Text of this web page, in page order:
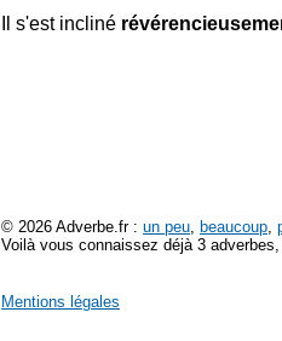
Il s'est incliné
© 2026 Adverbe.fr : un peu, beaucoup,
Voilà vous connaissez déjà 3
Mentions légales